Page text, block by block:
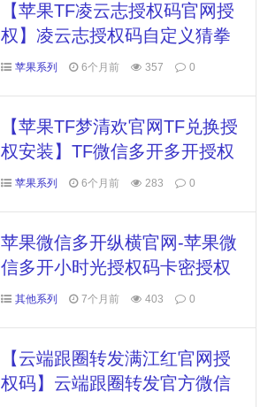
【苹果TF凌云志授权码官网授
权】凌云志授权码自定义猜拳
大小娱乐群发定位点赞抢红包
苹果系列 6个月前 357 0
【苹果TF梦清欢官网TF兑换授
权安装】TF微信多开多开授权
正版群发点赞抢红包
苹果系列 6个月前 283 0
苹果微信多开纵横官网-苹果微
信多开小时光授权码卡密授权
码购买
其他系列 7个月前 403 0
【云端跟圈转发满江红官网授
权码】云端跟圈转发官方微信